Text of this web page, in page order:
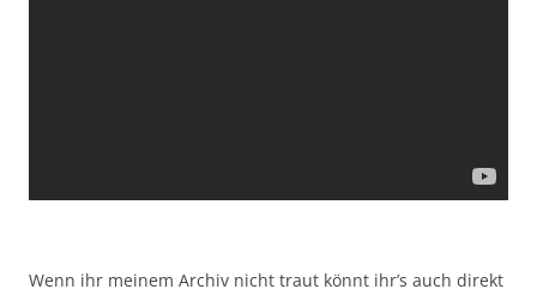
Wenn ihr meinem Archiv nicht traut könnt ihr’s auch direkt